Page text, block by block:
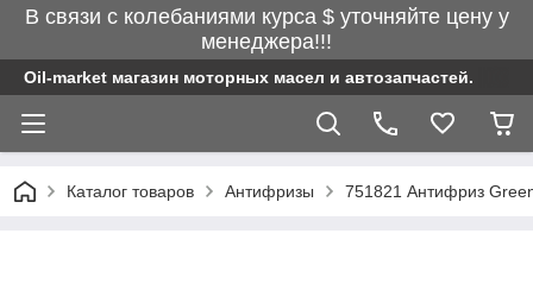
В связи с колебаниями курса $ уточняйте цену у
менеджера!!!
Oil-market магазин моторных масел и автозапчастей.
Каталог товаров Антифризы 751821 Антифриз